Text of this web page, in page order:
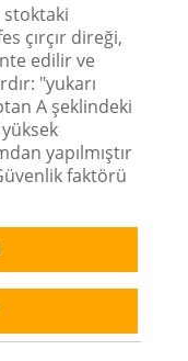
stoktaki
çırçır direği,
edilir ve
"yukarı
A şeklindeki
yapılmıştır
faktörü